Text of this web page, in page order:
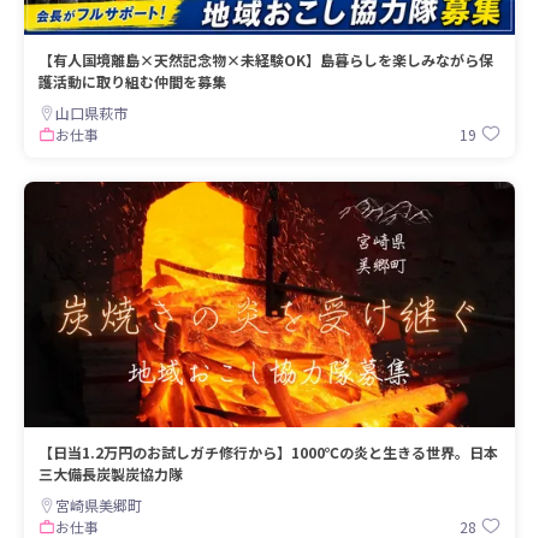
【有人国境離島×天然記念物×未経験OK】島暮らしを楽しみながら保
護活動に取り組む仲間を募集
山口県萩市
お仕事
19
【日当1.2万円のお試しガチ修行から】1000℃の炎と生きる世界。日本
三大備長炭製炭協力隊
宮崎県美郷町
お仕事
28